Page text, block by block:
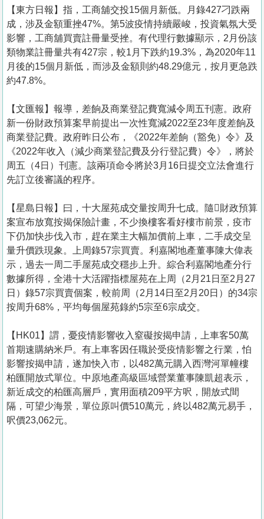
【東方日報】指，工商舖交投15個月新低。月錄427刁跌兩
成，涉及金額重挫47%。第5波疫情持續嚴峻，投資氣氛大受
影響，工商舖買賣註冊量受挫。有代理行數據顯示，2月份該
類物業註冊量共有427宗，較1月下跌約19.3%，為2020年11
月後的15個月新低，而涉及金額則約48.29億元，按月更急跌
約47.8%。
【文匯報】報導，差餉及商業登記費寬減令周五刊憲。政府
新一份財政預算案早前提出一次性寬減2022至23年度差餉及
商業登記費。政府昨日公布，《2022年差餉（豁免）令》及
《2022年收入（減少商業登記費及分行登記費）令》，將於
周五（4日）刊憲。該兩項命令將於3月16日提交立法會進行
先訂立後審議的程序。
【星島日報】曰，十大屋苑成交量按周升七成。隨財政預算
案宣布放寬按揭保險計畫，不少換樓客看好樓市前景，疫市
下仍加快步伐入市，趕在業主大幅加價前上車，二手成交呈
量升價跌現象。上周錄57宗買賣。利嘉閣地產董事陳大偉表
示，過去一周二手屋苑成交穩步上升。綜合利嘉閣地產分行
數據所得，全港十大活躍指標屋苑在上周（2月21日至2月27
日）錄57宗買賣個案，較前周（2月14日至2月20日）的34宗
按周升68%，平均每個屋苑錄約5宗至6宗成交。
【HK01】謂，憂疫情影響收入窒礙按揭申請，上車客50萬
首期速購納米戶。有上車客因任職於受疫情影響之行業，怕
影響按揭申請，遂加快入市，以482萬元購入西灣河單幢樓
柏匯開放式單位。中原地產高級區域營業董事陳凱超表示，
新近成交的柏匯高層戶，實用面積209平方呎，開放式間
隔，可望少海景，單位原叫價510萬元，終以482萬元易手，
呎價23,062元。